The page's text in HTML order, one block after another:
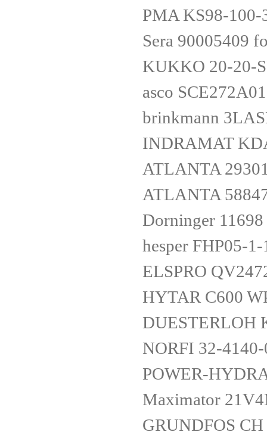
PMA KS98-
Sera 90005409
KUKKO 20-20-
asco
brinkmann
INDRAMAT
ATLANTA
ATLANTA
Dorninger 11698
hesper FHP05-
ELSPRO
HYTAR C600
DUESTERLOH
NORFI 32-
POWER-
Maximator
GRUNDFOS